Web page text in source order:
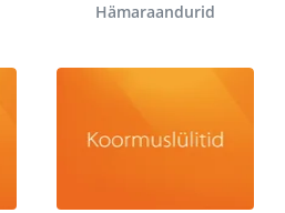
Hämaraandurid